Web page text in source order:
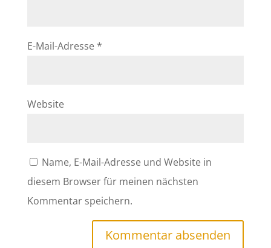
E-Mail-Adresse *
Website
Name, E-Mail-Adresse und Website in
diesem Browser für meinen nächsten
Kommentar speichern.